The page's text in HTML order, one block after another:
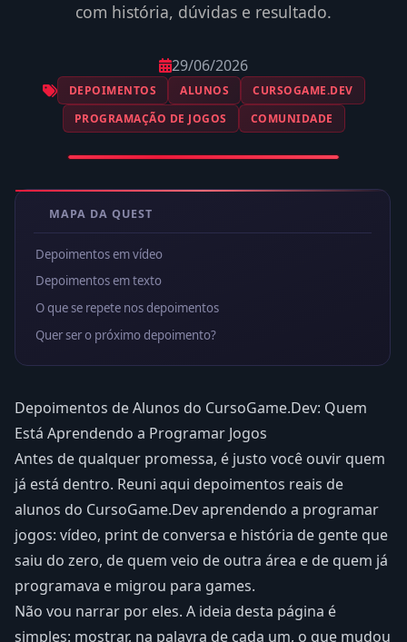
com história, dúvidas e resultado.
29/06/2026
DEPOIMENTOS ALUNOS
CURSOGAME.DEV
PROGRAMAÇÃO DE JOGOS
COMUNIDADE
MAPA DA QUEST
Depoimentos em vídeo
Depoimentos em texto
O que se repete nos depoimentos
Quer ser o próximo depoimento?
Depoimentos de Alunos do CursoGame.Dev: Quem
Está Aprendendo a Programar Jogos
Antes de qualquer promessa, é justo você ouvir quem
já está dentro. Reuni aqui depoimentos reais de
alunos do CursoGame.Dev aprendendo a programar
jogos: vídeo, print de conversa e história de gente que
saiu do zero, de quem veio de outra área e de quem já
programava e migrou para games.
Não vou narrar por eles. A ideia desta página é
simples: mostrar, na palavra de cada um, o que mudou